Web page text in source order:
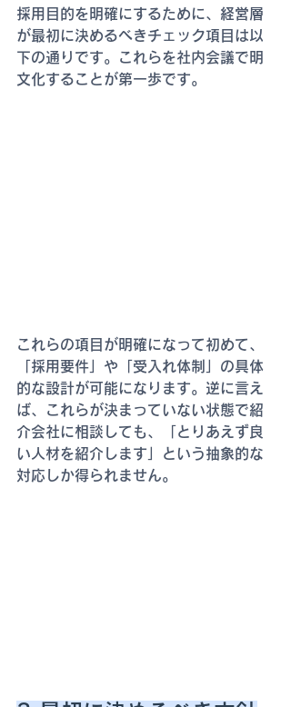
採用目的を明確にするために、経営層
が最初に決めるべきチェック項目は以
下の通りです。これらを社内会議で明
文化することが第一歩です。
これらの項目が明確になって初めて、
「採用要件」や「受入れ体制」の具体
的な設計が可能になります。逆に言え
ば、これらが決まっていない状態で紹
介会社に相談しても、「とりあえず良
い人材を紹介します」という抽象的な
対応しか得られません。